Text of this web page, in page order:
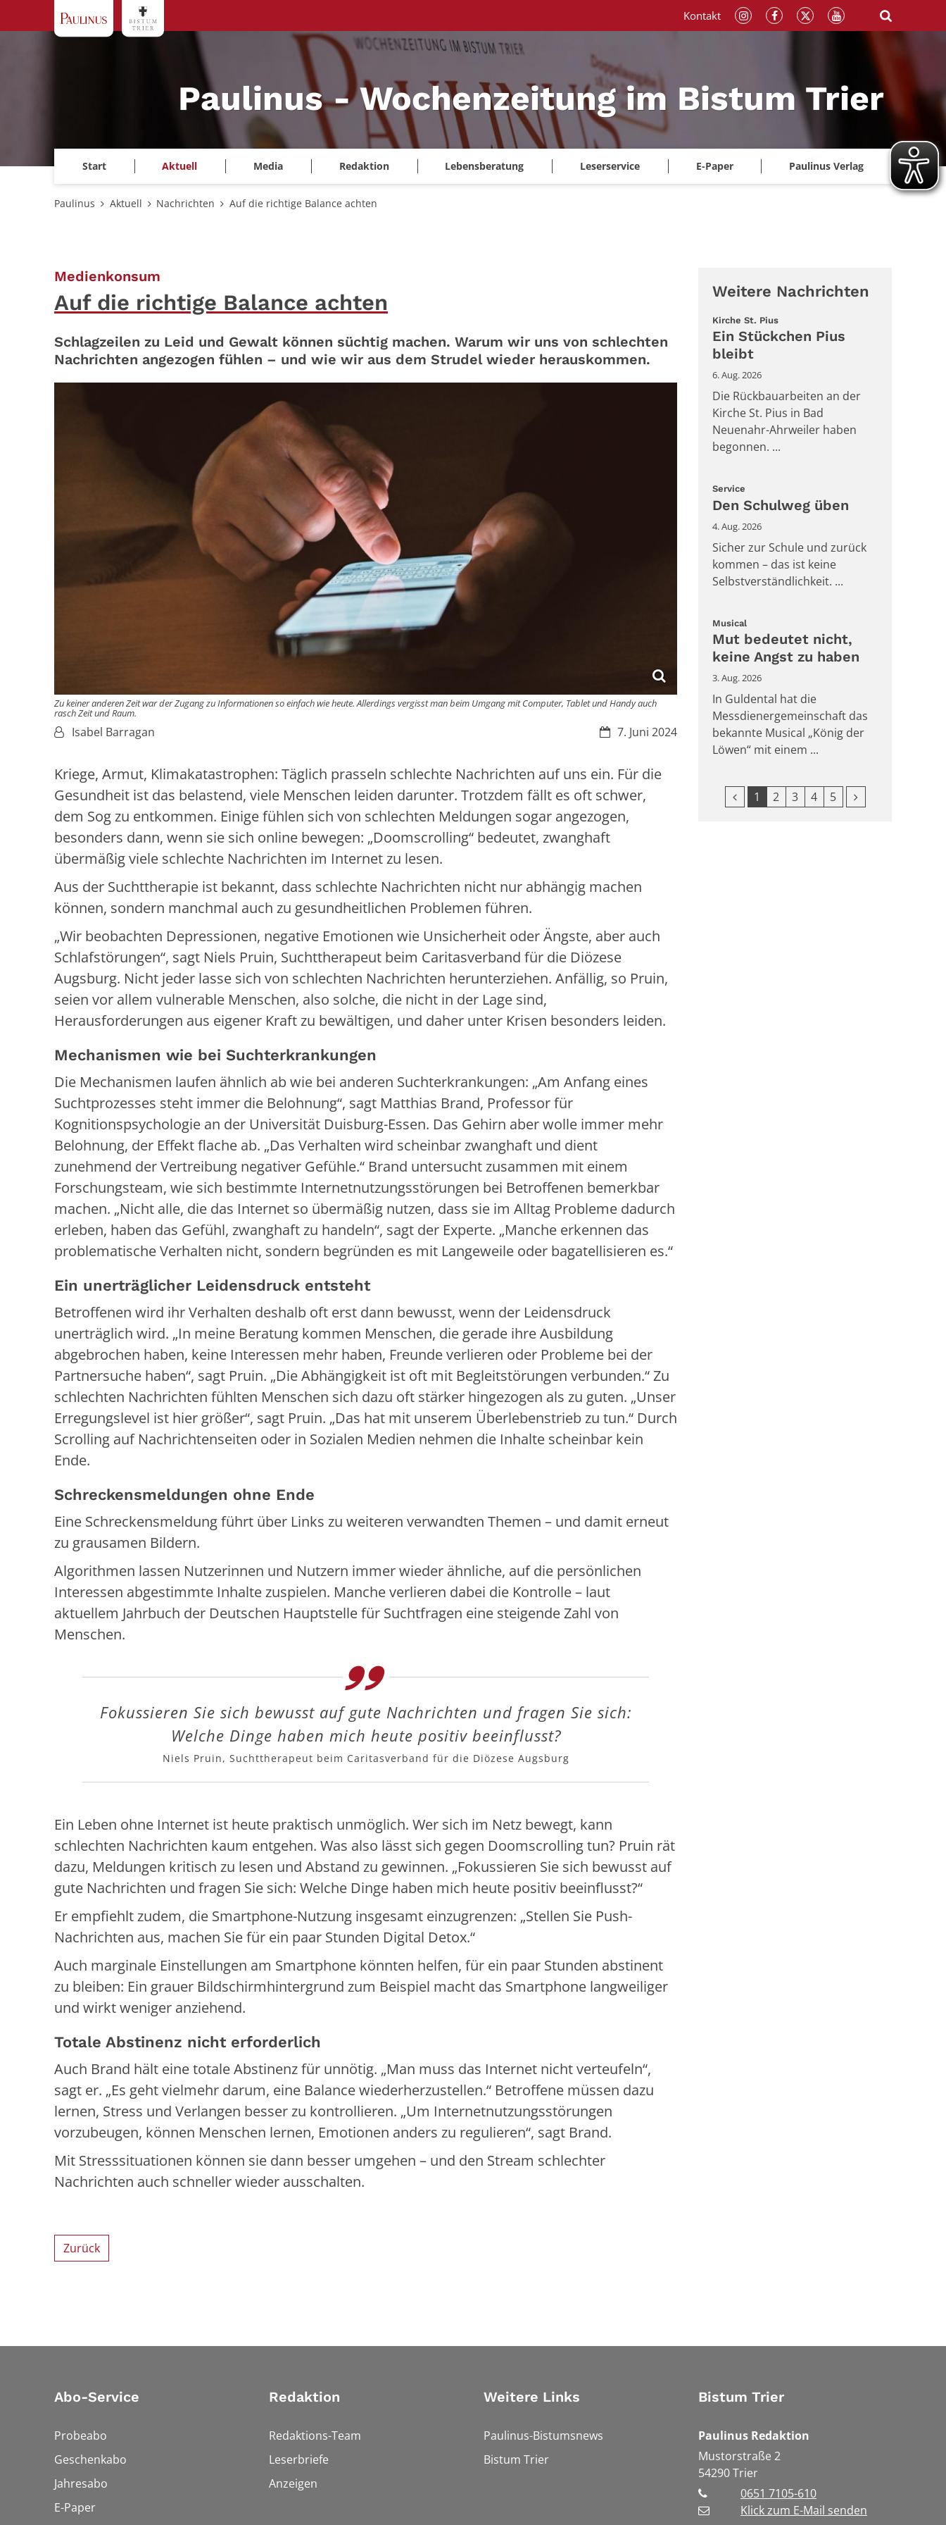
Paulinus - Wochenzeitung im Bistum Trier
Start Aktuell Media Redaktion Lebensberatung Leserservice E-Paper Paulinus Verlag
Kontakt
Paulinus Aktuell Nachrichten Auf die richtige Balance achten
Medienkonsum
Auf die richtige Balance achten
Schlagzeilen zu Leid und Gewalt können süchtig machen. Warum wir uns von schlechten
Nachrichten angezogen fühlen – und wie wir aus dem Strudel wieder herauskommen.
Zu keiner anderen Zeit war der Zugang zu Informationen so einfach wie heute. Allerdings vergisst man beim Umgang mit Computer, Tablet und Handy auch
rasch Zeit und Raum.
Datum:
7. Juni 2024
Von:Isabel Barragan
Kriege, Armut, Klimakatastrophen: Täglich prasseln schlechte Nachrichten auf uns ein. Für die
Gesundheit ist das belastend, viele Menschen leiden darunter. Trotzdem fällt es oft schwer,
dem Sog zu entkommen. Einige fühlen sich von schlechten Meldungen sogar angezogen,
besonders dann, wenn sie sich online bewegen: „Doomscrolling“ bedeutet, zwanghaft
übermäßig viele schlechte Nachrichten im Internet zu lesen.
Aus der Suchttherapie ist bekannt, dass schlechte Nachrichten nicht nur abhängig machen
können, sondern manchmal auch zu gesundheitlichen Problemen führen.
„Wir beobachten Depressionen, negative Emotionen wie Unsicherheit oder Ängste, aber auch
Schlafstörungen“, sagt Niels Pruin, Suchttherapeut beim Caritasverband für die Diözese
Augsburg. Nicht jeder lasse sich von schlechten Nachrichten herunterziehen. Anfällig, so Pruin,
seien vor allem vulnerable Menschen, also solche, die nicht in der Lage sind,
Herausforderungen aus eigener Kraft zu bewältigen, und daher unter Krisen besonders leiden.
Mechanismen wie bei Suchterkrankungen
Die Mechanismen laufen ähnlich ab wie bei anderen Suchterkrankungen: „Am Anfang eines
Suchtprozesses steht immer die Belohnung“, sagt Matthias Brand, Professor für
Kognitionspsychologie an der Universität Duisburg-Essen. Das Gehirn aber wolle immer mehr
Belohnung, der Effekt flache ab. „Das Verhalten wird scheinbar zwanghaft und dient
zunehmend der Vertreibung negativer Gefühle.“ Brand untersucht zusammen mit einem
Forschungsteam, wie sich bestimmte Internetnutzungsstörungen bei Betroffenen bemerkbar
machen. „Nicht alle, die das Internet so übermäßig nutzen, dass sie im Alltag Probleme dadurch
erleben, haben das Gefühl, zwanghaft zu handeln“, sagt der Experte. „Manche erkennen das
problematische Verhalten nicht, sondern begründen es mit Langeweile oder bagatellisieren es.“
Ein unerträglicher Leidensdruck entsteht
Betroffenen wird ihr Verhalten deshalb oft erst dann bewusst, wenn der Leidensdruck
unerträglich wird. „In meine Beratung kommen Menschen, die gerade ihre Ausbildung
abgebrochen haben, keine Interessen mehr haben, Freunde verlieren oder Probleme bei der
Partnersuche haben“, sagt Pruin. „Die Abhängigkeit ist oft mit Begleitstörungen verbunden.“ Zu
schlechten Nachrichten fühlten Menschen sich dazu oft stärker hingezogen als zu guten. „Unser
Erregungslevel ist hier größer“, sagt Pruin. „Das hat mit unserem Überlebenstrieb zu tun.“ Durch
Scrolling auf Nachrichtenseiten oder in Sozialen Medien nehmen die Inhalte scheinbar kein
Ende.
Schreckensmeldungen ohne Ende
Eine Schreckensmeldung führt über Links zu weiteren verwandten Themen – und damit erneut
zu grausamen Bildern.
Algorithmen lassen Nutzerinnen und Nutzern immer wieder ähnliche, auf die persönlichen
Interessen abgestimmte Inhalte zuspielen. Manche verlieren dabei die Kontrolle – laut
aktuellem Jahrbuch der Deutschen Hauptstelle für Suchtfragen eine steigende Zahl von
Menschen.
Fokussieren Sie sich bewusst auf gute Nachrichten und fragen Sie sich:
Welche Dinge haben mich heute positiv beeinflusst?
Niels Pruin, Suchttherapeut beim Caritasverband für die Diözese Augsburg
Ein Leben ohne Internet ist heute praktisch unmöglich. Wer sich im Netz bewegt, kann
schlechten Nachrichten kaum entgehen. Was also lässt sich gegen Doomscrolling tun? Pruin rät
dazu, Meldungen kritisch zu lesen und Abstand zu gewinnen. „Fokussieren Sie sich bewusst auf
gute Nachrichten und fragen Sie sich: Welche Dinge haben mich heute positiv beeinflusst?“
Er empfiehlt zudem, die Smartphone-Nutzung insgesamt einzugrenzen: „Stellen Sie Push-
Nachrichten aus, machen Sie für ein paar Stunden Digital Detox.“
Auch marginale Einstellungen am Smartphone könnten helfen, für ein paar Stunden abstinent
zu bleiben: Ein grauer Bildschirmhintergrund zum Beispiel macht das Smartphone langweiliger
und wirkt weniger anziehend.
Totale Abstinenz nicht erforderlich
Auch Brand hält eine totale Abstinenz für unnötig. „Man muss das Internet nicht verteufeln“,
sagt er. „Es geht vielmehr darum, eine Balance wiederherzustellen.“ Betroffene müssen dazu
lernen, Stress und Verlangen besser zu kontrollieren. „Um Internetnutzungsstörungen
vorzubeugen, können Menschen lernen, Emotionen anders zu regulieren“, sagt Brand.
Mit Stresssituationen können sie dann besser umgehen – und den Stream schlechter
Nachrichten auch schneller wieder ausschalten.
Zurück
Weitere Nachrichten
Kirche St. Pius:
Ein Stückchen Pius
bleibt
6. Aug. 2026
Die Rückbauarbeiten an der
Kirche St. Pius in Bad
Neuenahr-Ahrweiler haben
begonnen. ...
Service
Den Schulweg üben
4. Aug. 2026
Sicher zur Schule und zurück
kommen – das ist keine
Selbstverständlichkeit. ...
Musical
Mut bedeutet nicht,
keine Angst zu haben
3. Aug. 2026
In Guldental hat die
Messdienergemeinschaft das
bekannte Musical „König der
Löwen“ mit einem ...
Vorherige Seite
1 2 3 4 5 Nächste Seite
Abo-Service
Probeabo
Geschenkabo
Jahresabo
E-Paper
Redaktion
Redaktions-Team
Leserbriefe
Anzeigen
Weitere Links
Paulinus-Bistumsnews
Bistum Trier
Bistum Trier
Paulinus Redaktion
Mustorstraße 2
54290Trier
0651 7105-610
Klick zum E-Mail senden